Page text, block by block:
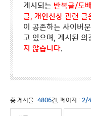
게시되는 반복글/도
글, 개인신상 관련 글
이 공존하는 사이버
고 있으며, 게시된 의
지 않습니다.
총 게시물 :4806건, 페이지 : 2/